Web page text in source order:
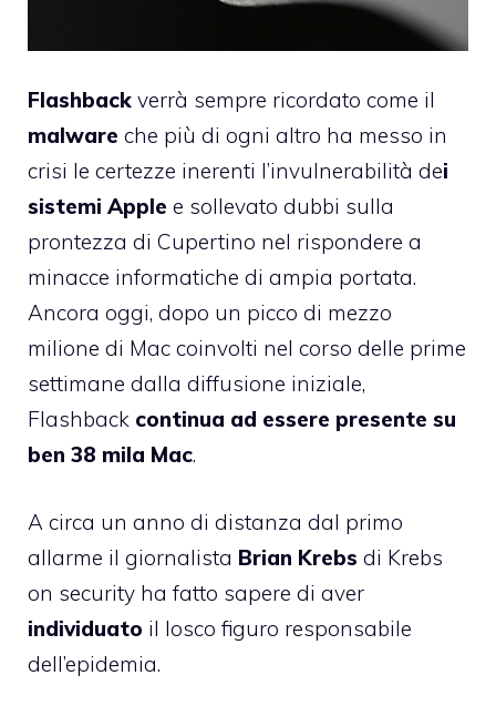
Flashback verrà sempre ricordato come il
malware che più di ogni altro ha messo in
crisi le certezze inerenti l’invulnerabilità dei
sistemi Apple e sollevato dubbi sulla
prontezza di Cupertino nel rispondere a
minacce informatiche di ampia portata.
Ancora oggi, dopo un picco di mezzo
milione di Mac coinvolti nel corso delle prime
settimane dalla diffusione iniziale,
Flashback continua ad essere presente su
ben 38 mila Mac.
A circa un anno di distanza dal primo
allarme il giornalista Brian Krebs di Krebs
on security ha fatto sapere di aver
individuato il losco figuro responsabile
dell’epidemia.